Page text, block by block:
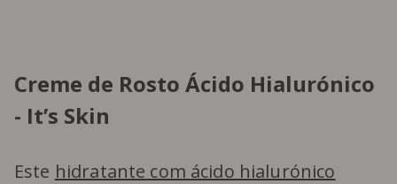
Creme de Rosto Ácido Hialurónico
- It’s Skin
Este hidratante com ácido hialurónico